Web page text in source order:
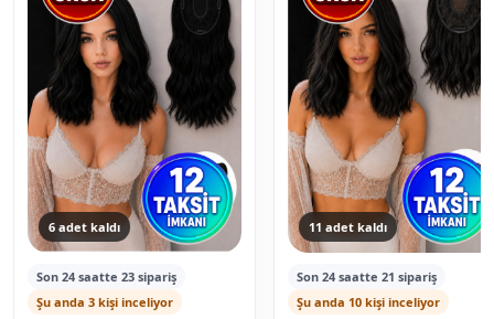
6 adet kaldı
Son 24 saatte 23 sipariş
Şu anda 3 kişi inceliyor
11 adet kaldı
Son 24 saatte 21 sipariş
Şu anda 10 kişi inceliyor